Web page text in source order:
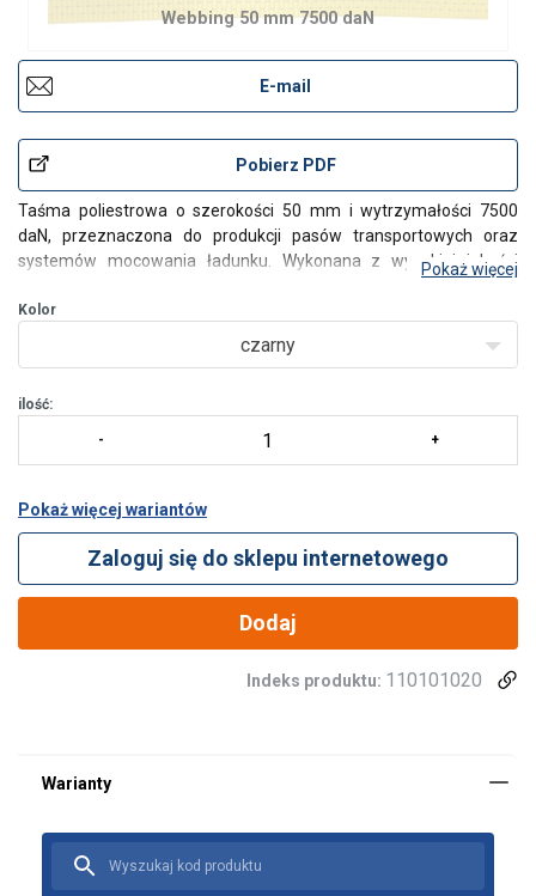
Webbing 50 mm 7500 daN
E-mail
Pobierz PDF
Taśma poliestrowa o szerokości 50 mm i wytrzymałości 7500
daN, przeznaczona do produkcji pasów transportowych oraz
systemów mocowania ładunku. Wykonana z wysokiej jakości
rozciąganie, ścieranie oraz działanie czynników atmosferycznych.
Pokaż więcej
Kolor
czarny
ilość:
Pokaż więcej wariantów
Zaloguj się do sklepu internetowego
Dodaj
Indeks produktu: 110101020